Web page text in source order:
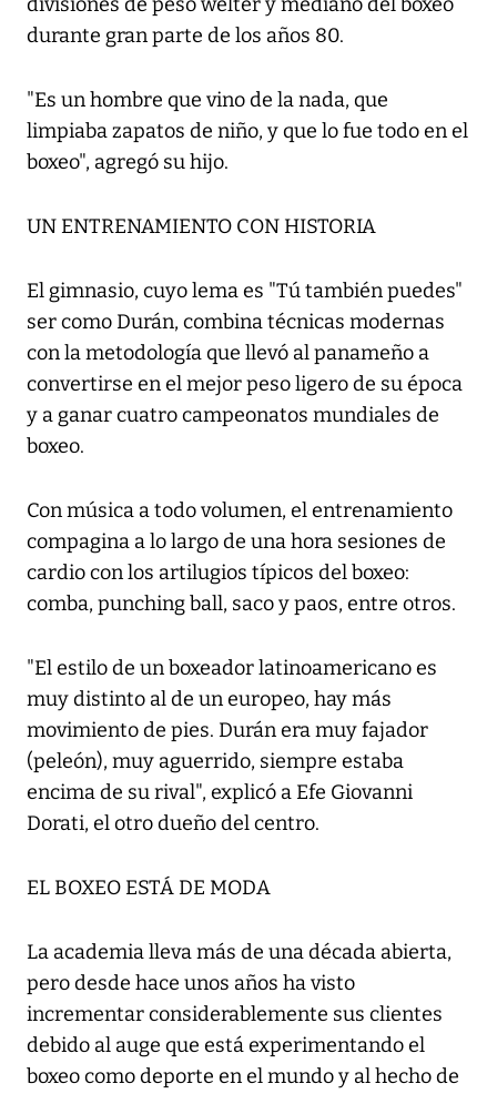
divisiones de peso welter y mediano del boxeo
durante gran parte de los años 80.
"Es un hombre que vino de la nada, que
limpiaba zapatos de niño, y que lo fue todo en el
boxeo", agregó su hijo.
UN ENTRENAMIENTO CON HISTORIA
El gimnasio, cuyo lema es "Tú también puedes"
ser como Durán, combina técnicas modernas
con la metodología que llevó al panameño a
convertirse en el mejor peso ligero de su época
y a ganar cuatro campeonatos mundiales de
boxeo.
Con música a todo volumen, el entrenamiento
compagina a lo largo de una hora sesiones de
cardio con los artilugios típicos del boxeo:
comba, punching ball, saco y paos, entre otros.
"El estilo de un boxeador latinoamericano es
muy distinto al de un europeo, hay más
movimiento de pies. Durán era muy fajador
(peleón), muy aguerrido, siempre estaba
encima de su rival", explicó a Efe Giovanni
Dorati, el otro dueño del centro.
EL BOXEO ESTÁ DE MODA
La academia lleva más de una década abierta,
pero desde hace unos años ha visto
incrementar considerablemente sus clientes
debido al auge que está experimentando el
boxeo como deporte en el mundo y al hecho de